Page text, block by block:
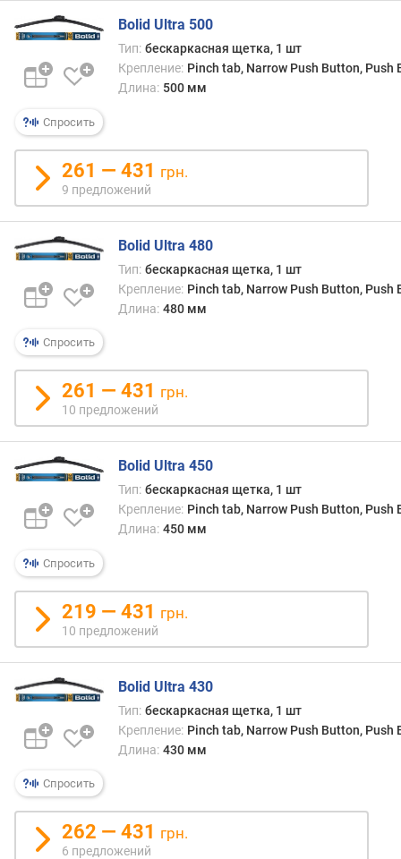
д
л
ж
е
и
й
д
л
и
н
о
о
в
н
о
г
о
(
м
м
)
д
л
и
н
а
п
с
а
ж
р
с
о
Спросить
Bolid Ultra 500
Тип: бескаркасная щетка, 1 шт
Крепление: Pinch tab, Narrow Push Button,
Длина: 500 мм
261 — 431 грн.
9 предложений
Спросить
Bolid Ultra 480
Тип: бескаркасная щетка, 1 шт
Крепление: Pinch tab, Narrow Push Button,
Длина: 480 мм
261 — 431 грн.
10 предложений
Спросить
Bolid Ultra 450
Тип: бескаркасная щетка, 1 шт
Крепление: Pinch tab, Narrow Push Button,
Длина: 450 мм
219 — 431 грн.
10 предложений
Спросить
Bolid Ultra 430
Тип: бескаркасная щетка, 1 шт
Крепление: Pinch tab, Narrow Push Button,
Длина: 430 мм
262 — 431 грн.
6 предложений